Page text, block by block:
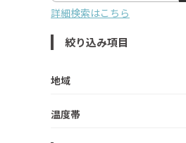
詳細検索はこちら
絞り込み項目
地域
温度帯